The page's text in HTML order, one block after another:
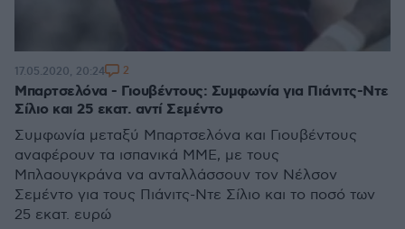
Μπαρτσελόνα - Γιουβέντους: Συμφωνία για Πιάνιτς-Ντε
Σίλιο και 25 εκατ. αντί Σεμέντο
Συμφωνία μεταξύ Μπαρτσελόνα και Γιουβέντους
αναφέρουν τα ισπανικά ΜΜΕ, με τους
Μπλαουγκράνα να ανταλλάσσουν τον Νέλσον
Σεμέντο για τους Πιάνιτς-Ντε Σίλιο και το ποσό των
25 εκατ. ευρώ
17.05.2020, 20:24 2